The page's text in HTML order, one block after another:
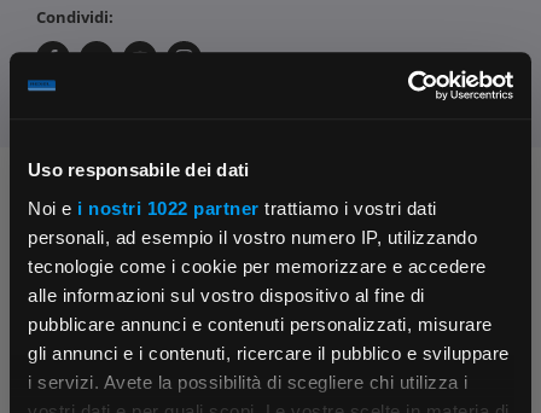
Uso responsabile dei dati
Noi e i nostri 1022 partner trattiamo i vostri dati
personali, ad esempio il vostro numero IP, utilizzando
tecnologie come i cookie per memorizzare e accedere
alle informazioni sul vostro dispositivo al fine di
pubblicare annunci e contenuti personalizzati, misurare
gli annunci e i contenuti, ricercare il pubblico e sviluppare
i servizi. Avete la possibilità di scegliere chi utilizza i
Condividi:
Chiedi ai nostri tecnici